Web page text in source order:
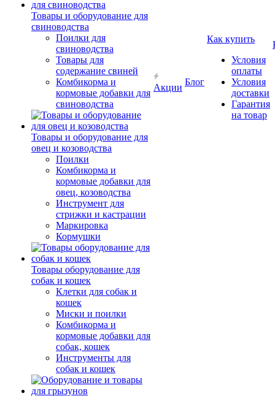
Товары и оборудование для
свиноводства
Поилки для
свиноводства
Товары для
содержание свиней
Комбикорма и
кормовые добавки для
свиноводства
Товары и оборудование для
овец и козоводства
Поилки
Комбикорма и
кормовые добавки для
овец, козоводства
Инструмент для
стрижки и кастрации
Маркировка
Кормушки
Товары оборудование для
собак и кошек
Клетки для собак и
кошек
Миски и поилки
Комбикорма и
кормовые добавки для
собак, кошек
Инструменты для
собак и кошек
Акции
Блог
Как купить
Условия
оплаты
Условия
доставки
Гарантия
на товар